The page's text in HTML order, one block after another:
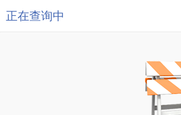
正在查询中